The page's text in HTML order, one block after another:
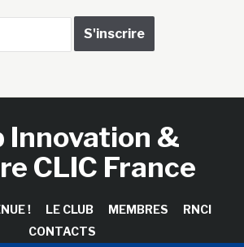
Innovation &
CLIC France
! LE CLUB MEMBRES
RNCI
CONTACTS